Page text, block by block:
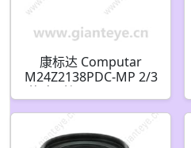
康标达 Computar
M24Z2138PDC-MP 2/3
英寸 C接口 21-500mm
镜头 带预设(C接口)